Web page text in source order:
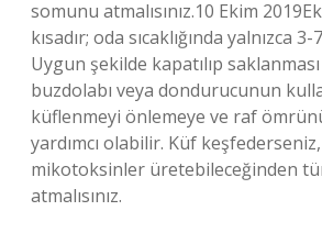
somunu atmalısınız.10 Ekim
kısadır; oda sıcaklığında yalnızca
Uygun şekilde kapatılıp
buzdolabı veya dondurucunun
küflenmeyi önlemeye ve raf
yardımcı olabilir. Küf
mikotoksinler üretebileceğinden
atmalısınız.